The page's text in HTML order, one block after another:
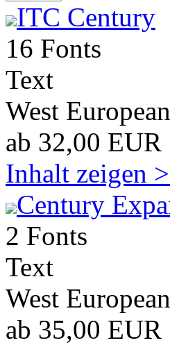
ITC Century
16 Fonts
Text
West European
ab 32,00 EUR
Inhalt zeigen
Century
2 Fonts
Text
West European
ab 35,00 EUR